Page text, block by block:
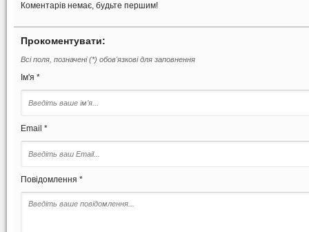
Коментарів немає, будьте першим!
Прокоментувати:
Всі поля, позначені (*) обов'язкові для заповнення
Ім'я *
Email *
Повідомлення *